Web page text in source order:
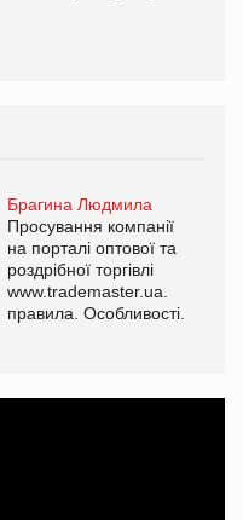
Брагина Людмила
Просування компанії
на порталі оптової та
роздрібної торгівлі
www.trademaster.ua.
правила. Особливості.